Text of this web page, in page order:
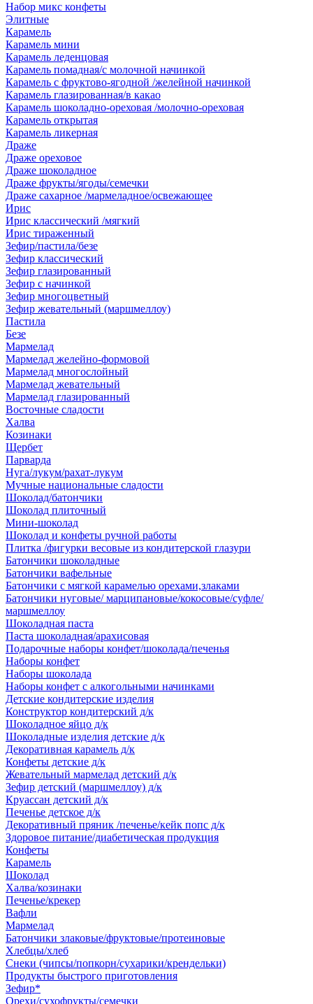
Набор микс конфеты
Элитные
Карамель
Карамель мини
Карамель леденцовая
Карамель помадная/с молочной начинкой
Карамель с фруктово-ягодной /желейной начинкой
Карамель глазированная/в какао
Карамель шоколадно-ореховая /молочно-ореховая
Карамель открытая
Карамель ликерная
Драже
Драже ореховое
Драже шоколадное
Драже фрукты/ягоды/семечки
Драже сахарное /мармеладное/освежающее
Ирис
Ирис классический /мягкий
Ирис тираженный
Зефир/пастила/безе
Зефир классический
Зефир глазированный
Зефир с начинкой
Зефир многоцветный
Зефир жевательный (маршмеллоу)
Пастила
Безе
Мармелад
Мармелад желейно-формовой
Мармелад многослойный
Мармелад жевательный
Мармелад глазированный
Восточные сладости
Халва
Козинаки
Щербет
Парварда
Нуга/лукум/рахат-лукум
Мучные национальные сладости
Шоколад/батончики
Шоколад плиточный
Мини-шоколад
Шоколад и конфеты ручной работы
Плитка /фигурки весовые из кондитерской глазури
Батончики шоколадные
Батончики вафельные
Батончики с мягкой карамелью орехами,злаками
Батончики нуговые/ марципановые/кокосовые/суфле/
маршмеллоу
Шоколадная паста
Паста шоколадная/арахисовая
Подарочные наборы конфет/шоколада/печенья
Наборы конфет
Наборы шоколада
Наборы конфет с алкогольными начинками
Детские кондитерские изделия
Конструктор кондитерский д/к
Шоколадное яйцо д/к
Шоколадные изделия детские д/к
Декоративная карамель д/к
Конфеты детские д/к
Жевательный мармелад детский д/к
Зефир детский (маршмеллоу) д/к
Круассан детский д/к
Печенье детское д/к
Декоративный пряник /печенье/кейк попс д/к
Здоровое питание/диабетическая продукция
Конфеты
Карамель
Шоколад
Халва/козинаки
Печенье/крекер
Вафли
Мармелад
Батончики злаковые/фруктовые/протеиновые
Хлебцы/хлеб
Снеки (чипсы/попкорн/сухарики/крендельки)
Продукты быстрого приготовления
Зефир*
Орехи/сухофрукты/семечки